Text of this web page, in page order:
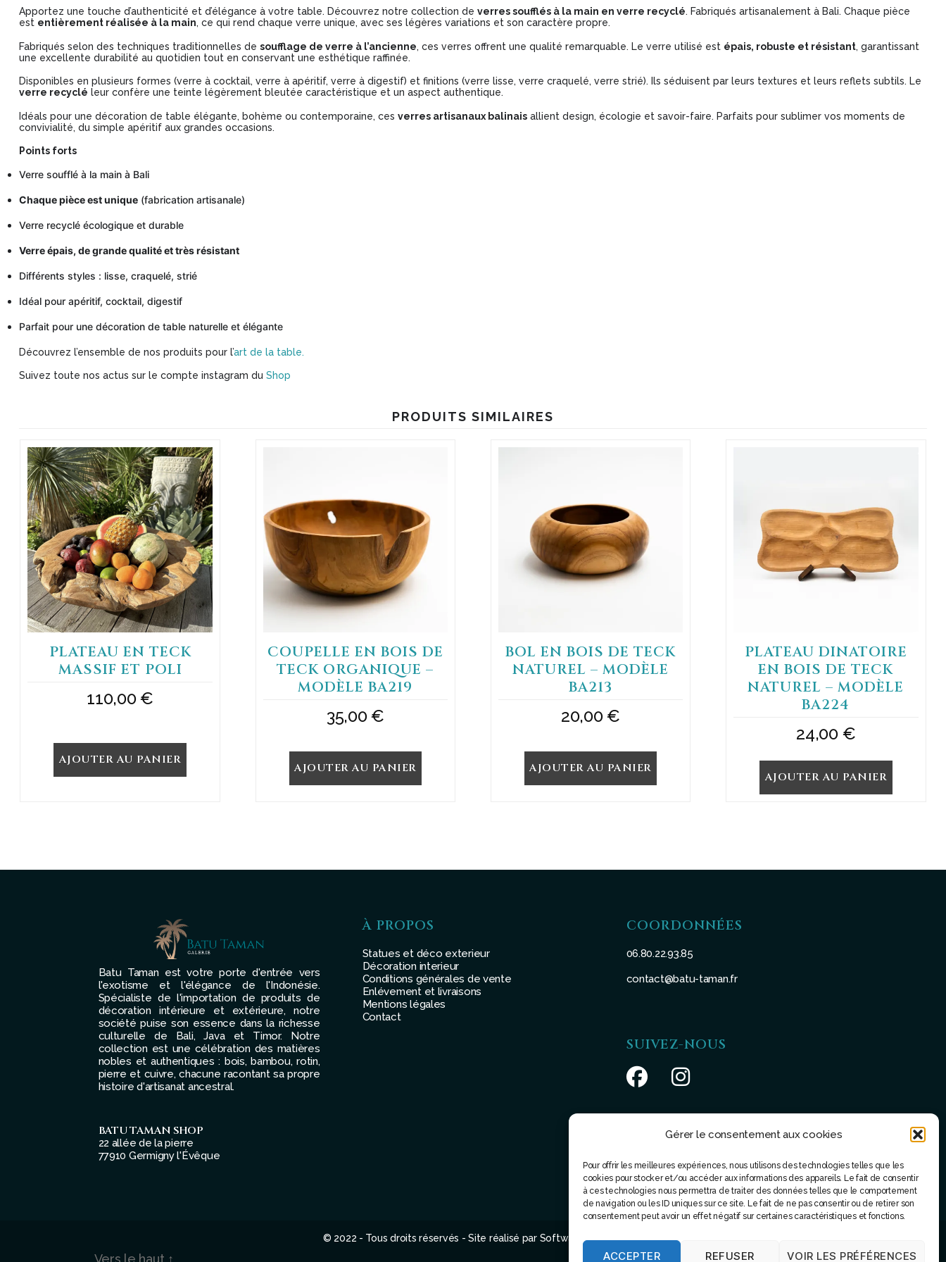
Gérer le consentement aux cookies
Pour offrir les meilleures expériences, nous utilisons des technologies telles que les
cookies pour stocker et/ou accéder aux informations des appareils. Le fait de consentir
à ces technologies nous permettra de traiter des données telles que le comportement
de navigation ou les ID uniques sur ce site. Le fait de ne pas consentir ou de retirer son
consentement peut avoir un effet négatif sur certaines caractéristiques et fonctions.
ACCEPTER REFUSER VOIR LES PRÉFÉRENCES
Apportez une touche d’authenticité et d’élégance à votre table. Découvrez notre collection de verres soufflés à la main en verre recyclé. Fabriqués artisanalement à Bali. Chaque pièce
est entièrement réalisée à la main, ce qui rend chaque verre unique, avec ses légères variations et son caractère propre.
Fabriqués selon des techniques traditionnelles de soufflage de verre à l’ancienne, ces verres offrent une qualité remarquable. Le verre utilisé est épais, robuste et résistant, garantissant
une excellente durabilité au quotidien tout en conservant une esthétique raffinée.
Disponibles en plusieurs formes (verre à cocktail, verre à apéritif, verre à digestif) et finitions (verre lisse, verre craquelé, verre strié). Ils séduisent par leurs textures et leurs reflets subtils. Le
verre recyclé leur confère une teinte légèrement bleutée caractéristique et un aspect authentique.
Idéals pour une décoration de table élégante, bohème ou contemporaine, ces verres artisanaux balinaisallient design, écologie et savoir-faire. Parfaits pour sublimer vos moments de
convivialité, du simple apéritif aux grandes occasions.
Points forts
Verre soufflé à la main à Bali
Chaque pièce est unique(fabrication artisanale)
Verre recyclé écologique et durable
Verre épais, de grande qualité et très résistant
Différents styles : lisse, craquelé, strié
Idéal pour apéritif, cocktail, digestif
Parfait pour une décoration de table naturelle et élégante
Découvrez l’ensemble de nos produits pour l’art de la table.
Suivez toute nos actus sur le compte instagram du Shop
PRODUITS SIMILAIRES
PLATEAU EN TECK
MASSIF ET POLI
110,00€
AJOUTER AU PANIER
COUPELLE EN BOIS DE
TECK ORGANIQUE –
MODÈLE BA219
35,00€
AJOUTER AU PANIER
BOL EN BOIS DE TECK
NATUREL – MODÈLE
BA213
20,00€
AJOUTER AU PANIER
PLATEAU DINATOIRE
EN BOIS DE TECK
NATUREL – MODÈLE
BA224
24,00 €
AJOUTER AU PANIER
Batu Taman est votre porte d'entrée vers
l'exotisme et l'élégance de l'Indonésie.
Spécialiste de l'importation de produits de
décoration intérieure et extérieure, notre
société puise son essence dans la richesse
culturelle de Bali, Java et Timor. Notre
collection est une célébration des matières
nobles et authentiques : bois, bambou, rotin,
pierre et cuivre, chacune racontant sa propre
histoire d'artisanat ancestral.
BATU TAMAN SHOP
22 allée de la pierre
77910 Germigny l'Évêque
À PROPOS
Statues et déco exterieur
Décoration interieur
Conditions générales de vente
Enlévement et livraisons
Mentions légales
Contact
COORDONNÉES
06.80.22.93.85
contact@batu-taman.fr
SUIVEZ-NOUS
© 2022 - Tous droits réservés - Site réalisé par Software attitude